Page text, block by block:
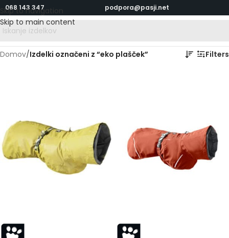
Skip to navigation
Skip to main content
068 143 347 podpora@pasji.net
Domov/Izdelki označeni z “eko plašček” Filters